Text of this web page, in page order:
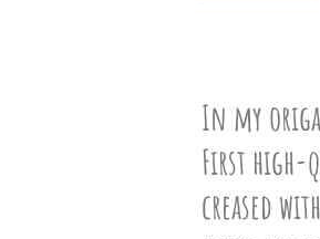
In my
First high-
creased